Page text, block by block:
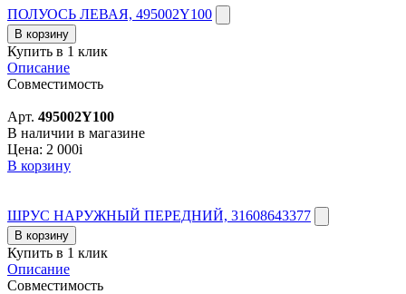
ПОЛУОСЬ ЛЕВАЯ, 495002Y100
В корзину
Купить в 1 клик
Описание
Совместимость
Арт. 495002Y100
В наличии в магазине
Цена: 2 000i
В корзину
ШРУС НАРУЖНЫЙ ПЕРЕДНИЙ, 31608643377
В корзину
Купить в 1 клик
Описание
Совместимость